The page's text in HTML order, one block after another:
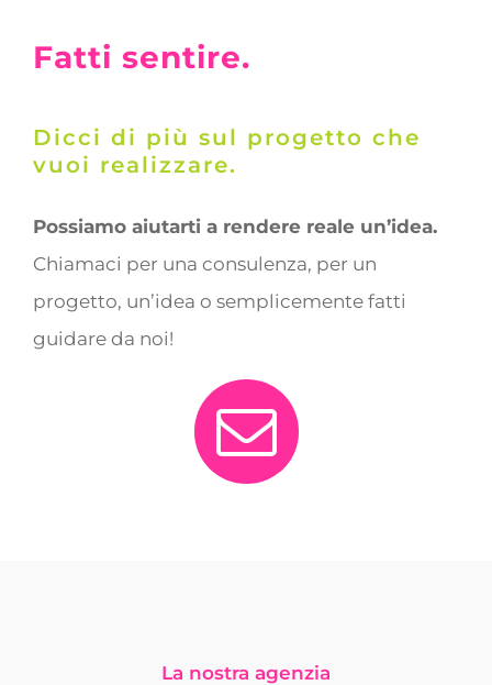
Fatti sentire.
Dicci di più sul progetto che
vuoi realizzare.
Possiamo aiutarti a rendere reale un’idea.
Chiamaci per una consulenza, per un
progetto, un’idea o semplicemente fatti
guidare da noi!
La nostra agenzia